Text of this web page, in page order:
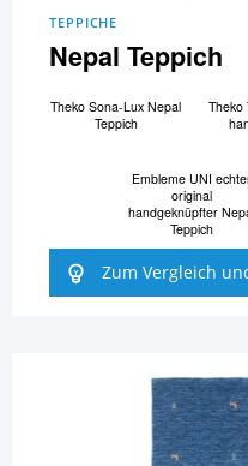
TEPPICHE
Nepal Teppich
Theko Sona-Lux Nepal
Teppich
Theko
Embleme UNI
original
handgeknüpfter
Teppich
Zum Vergleich